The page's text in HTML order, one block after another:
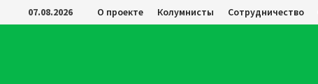
Перейти
к
07.08.2026 О проекте Колумнисты Сотрудничество